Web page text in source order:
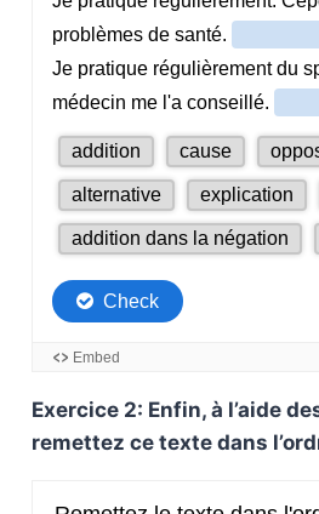
Exercice 2: Enfin, à l’aide
remettez ce texte dans